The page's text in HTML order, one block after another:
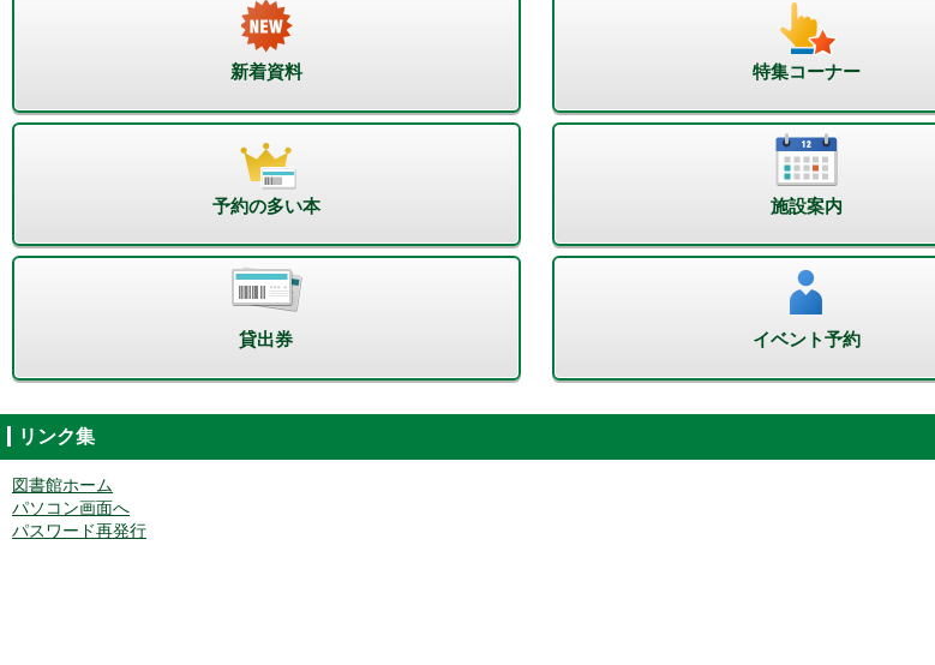
新着資料 特集コーナー
予約の多い本 施設案内
貸出券 イベント予約
リンク集
図書館ホーム
パソコン画面へ
パスワード再発行